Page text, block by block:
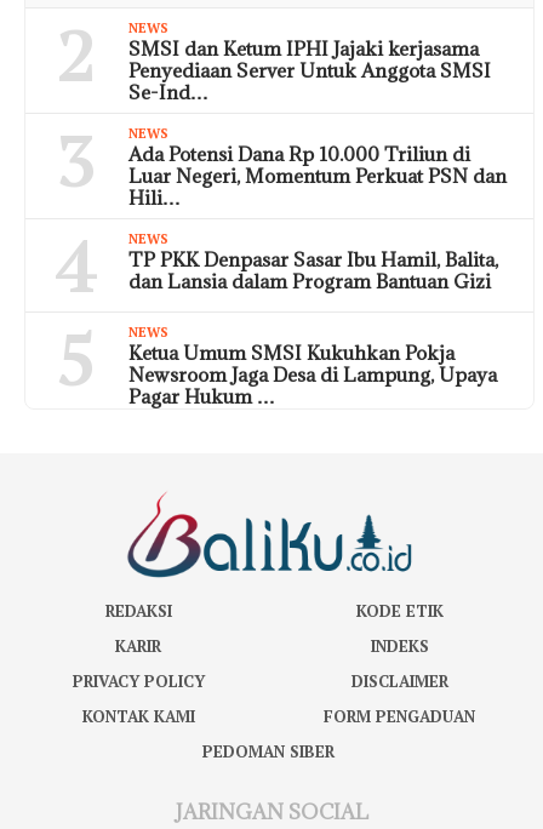
2 NEWS
SMSI dan Ketum IPHI Jajaki kerjasama
Penyediaan Server Untuk Anggota SMSI
Se-Ind…
3 NEWS
Ada Potensi Dana Rp 10.000 Triliun di
Luar Negeri, Momentum Perkuat PSN dan
Hili…
4 NEWS
TP PKK Denpasar Sasar Ibu Hamil, Balita,
dan Lansia dalam Program Bantuan Gizi
5 NEWS
Ketua Umum SMSI Kukuhkan Pokja
Newsroom Jaga Desa di Lampung, Upaya
Pagar Hukum …
REDAKSI
KODE ETIK
KARIR
INDEKS
PRIVACY POLICY
DISCLAIMER
KONTAK KAMI
FORM PENGADUAN
PEDOMAN SIBER
JARINGAN SOCIAL